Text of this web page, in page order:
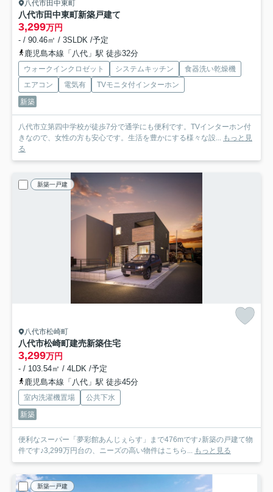
八代市田中東町
八代市田中東町新築戸建て
3,299万円
- / 90.46㎡ / 3SLDK /予定
鹿児島本線「八代」駅 徒歩32分
ウォークインクロゼット システムキッチン
食器洗い乾燥機
エアコン
電気有
TVモニタ付インターホン
新築
八代市立第四中学校が徒歩7分で通学にも便利です。TVインターホン付
きなので、女性の方も安心です。生活を豊かにする様々な設... もっと見
る
新築一戸建
八代市松崎町
八代市松崎町建売新築住宅
3,299万円
- / 103.54㎡ / 4LDK /予定
鹿児島本線「八代」駅 徒歩45分
室内洗濯機置場
公共下水
新築
便利なスーパー「夢彩館あんじぇらす」まで476mです♪新築の戸建て物
件です♪3,299万円台の、ニーズの高い物件はこちら... もっと見る
新築一戸建